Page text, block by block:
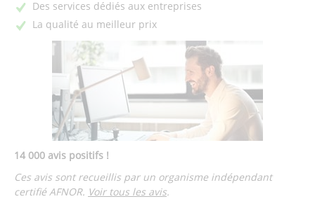
Des services dédiés aux entreprises
La qualité au meilleur prix
14 000 avis positifs !
Ces avis sont recueillis par un organisme indépendant
certifié AFNOR. Voir tous les avis.